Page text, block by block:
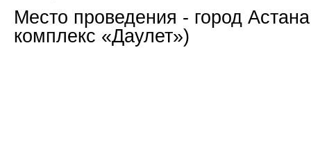
Место проведения - город
комплекс «Даулет»)